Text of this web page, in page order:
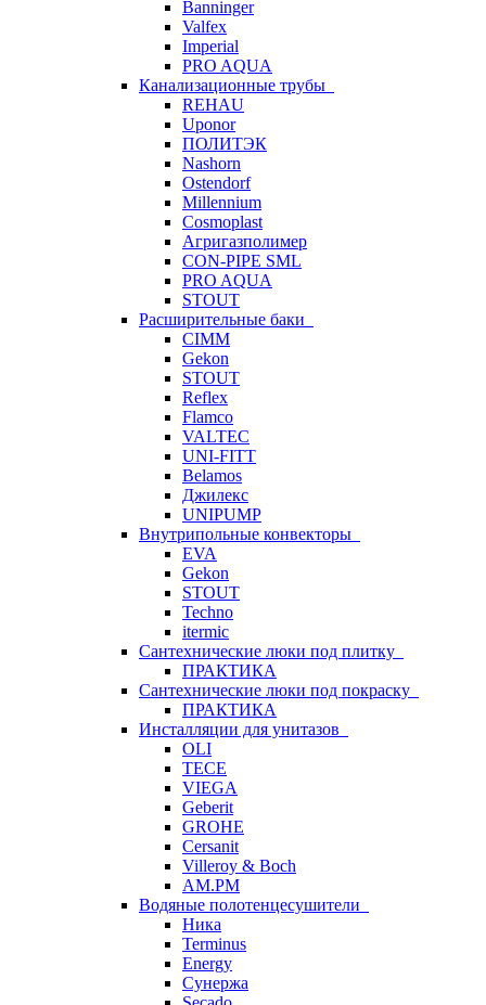
Banninger
Valfex
Imperial
PRO AQUA
Канализационные трубы
REHAU
Uponor
ПОЛИТЭК
Nashorn
Ostendorf
Millennium
Cosmoplast
Агригазполимер
CON-PIPE SML
PRO AQUA
STOUT
Расширительные баки
CIMM
Gekon
STOUT
Reflex
Flamco
VALTEC
UNI-FITT
Belamos
Джилекс
UNIPUMP
Внутрипольные конвекторы
EVA
Gekon
STOUT
Techno
itermic
Сантехнические люки под плитку
ПРАКТИКА
Сантехнические люки под покраску
ПРАКТИКА
Инсталляции для унитазов
OLI
TECE
VIEGA
Geberit
GROHE
Cersanit
Villeroy & Boch
AM.PM
Водяные полотенцесушители
Ника
Terminus
Energy
Сунержа